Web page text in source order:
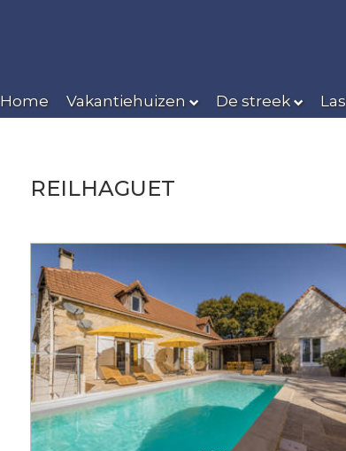
Home Vakantiehuizen De streek
REILHAGUET